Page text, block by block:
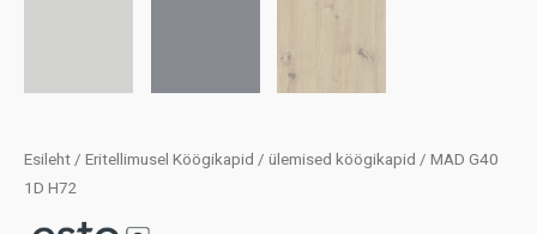
Esileht / Eritellimusel Köögikapid / ülemised köögikapid / MAD G40
1D H72